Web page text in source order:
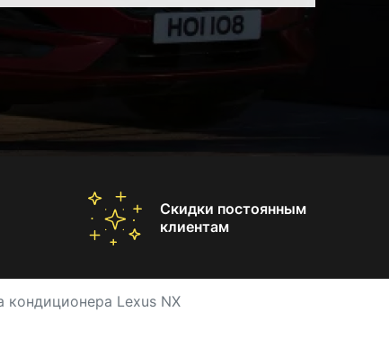
Скидки постоянным
клиентам
Lexus NX